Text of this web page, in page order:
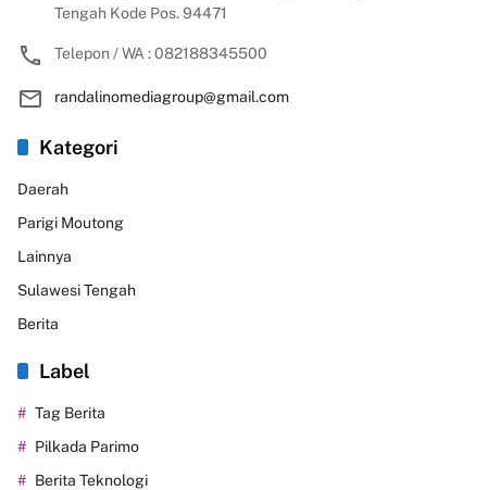
Tengah Kode Pos. 94471
Telepon / WA : 082188345500
randalinomediagroup@gmail.com
Kategori
Daerah
Parigi Moutong
Lainnya
Sulawesi Tengah
Berita
Label
Tag Berita
Pilkada Parimo
Berita Teknologi